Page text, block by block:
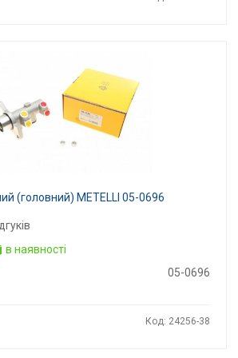
(головний) METELLI 05-0696
в наявності
05-0696
Код: 24256-38